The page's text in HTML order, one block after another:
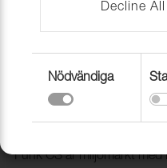
Tyg Funk CS 9715
1008516
Funk CS är miljömärkt med
Decline All
Nödvändiga